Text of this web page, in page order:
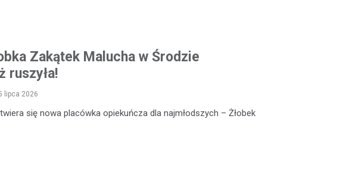
Zakątek Malucha w Środzie
ruszyła!
lipca 2026
się nowa placówka opiekuńcza dla najmłodszych – Żłobek